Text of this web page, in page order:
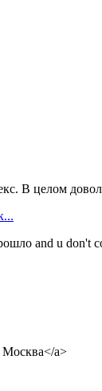
В целом
and u don't
Москва</a>